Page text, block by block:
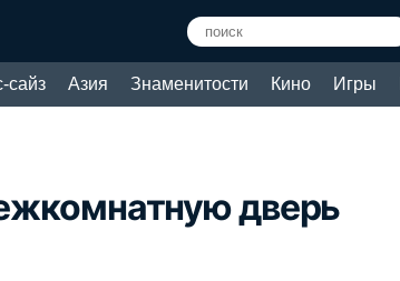
сайз Азия Знаменитости Кино Игры
дверь